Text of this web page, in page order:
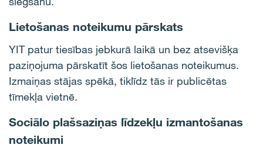
Lietošanas noteikumu pārskats
YIT patur tiesības jebkurā laikā un bez atsevišķa
paziņojuma pārskatīt šos lietošanas noteikumus.
Izmaiņas stājas spēkā, tiklīdz tās ir publicētas
tīmekļa vietnē.
Sociālo plašsaziņas līdzekļu izmantošanas
noteikumi